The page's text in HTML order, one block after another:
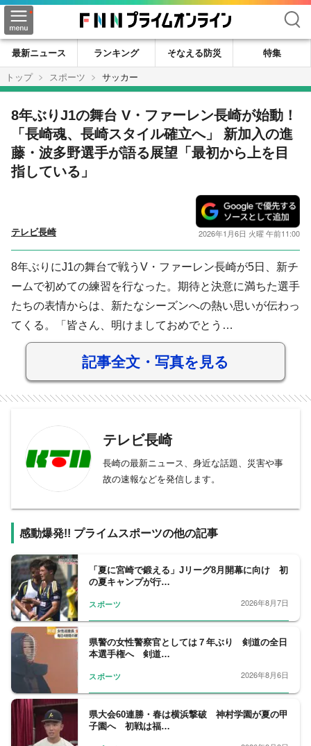
検索
最新ニュース ランキング そなえる防災
特集
トップ
スポーツ サッカー
8年ぶりJ1の舞台 V・ファーレン長崎が始動！
「長崎魂、長崎スタイル確立へ」 新加入の進
藤・波多野選手が語る展望「最初から上を目
指している」
テレビ長崎 2026年1月6日 火曜 午前11:00
8年ぶりにJ1の舞台で戦うV・ファーレン長崎が5日、新チ
ームで初めての練習を行なった。期待と決意に満ちた選手
たちの表情からは、新たなシーズンへの熱い思いが伝わっ
てくる。「皆さん、明けましておめでとう…
記事全文・写真を見る
テレビ長崎
長崎の最新ニュース、身近な話題、災害や事
故の速報などを発信します。
感動爆発!! プライムスポーツの他の記事
「夏に宮崎で鍛える」Jリーグ8月開幕に向け 初
の夏キャンプが行…
スポーツ 2026年8月7日
県警の女性警察官としては７年ぶり 剣道の全日
本選手権へ 剣道…
スポーツ 2026年8月6日
県大会60連勝・春は横浜撃破 神村学園が夏の甲
子園へ 初戦は福…